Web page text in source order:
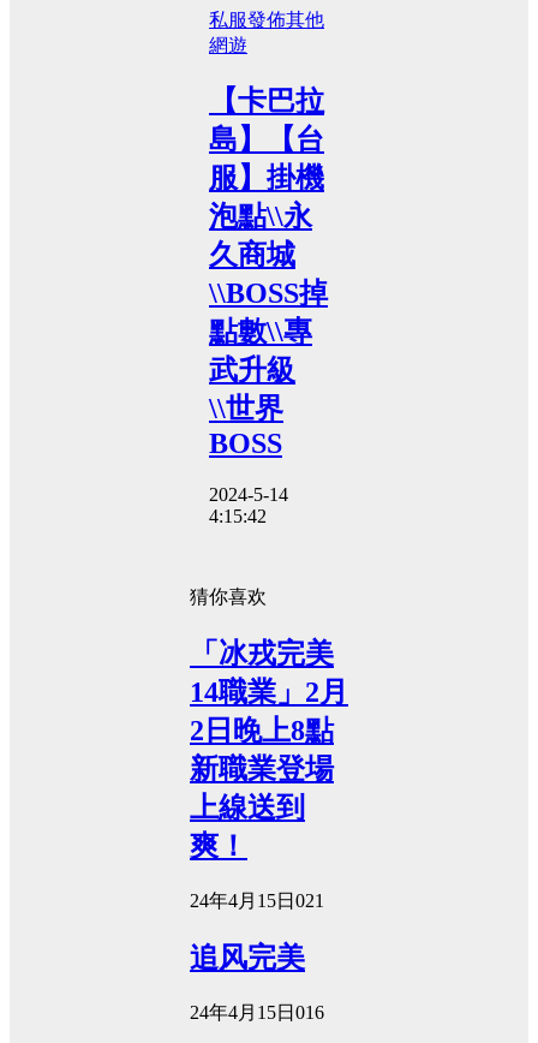
私服發佈其他
網遊
【卡巴拉
島】【台
服】掛機
泡點\\永
久商城
\\BOSS掉
點數\\專
武升級
\\世界
BOSS
2024-5-14
4:15:42
猜你喜欢
「冰戎完美
14職業」2月
2日晚上8點
新職業登場
上線送到
爽！
24年4月15日 021
追风完美
24年4月15日 016